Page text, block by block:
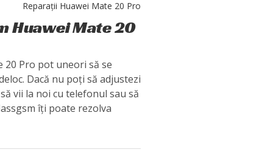
Reparații Huawei Mate 20 Pro
Huawei Mate 20
20 Pro pot uneori să se
Dacă nu poți să adjustezi
vii la noi cu telefonul sau să
îți poate rezolva